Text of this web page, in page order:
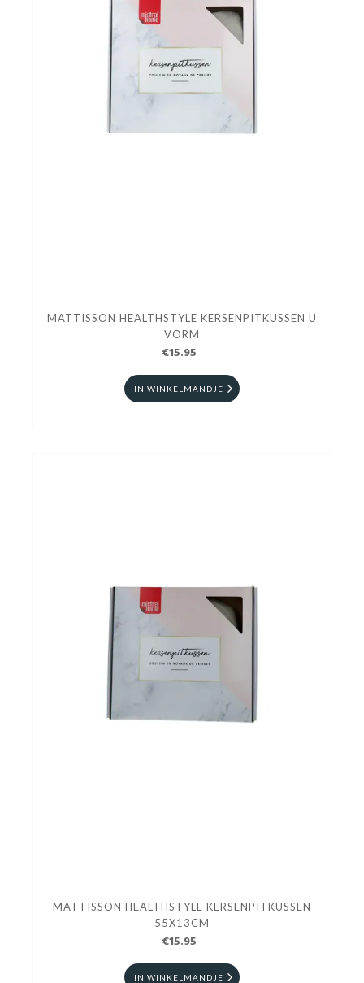
MATTISSON HEALTHSTYLE KERSENPITKUSSEN U
VORM
€15.95
IN WINKELMANDJE
MATTISSON HEALTHSTYLE KERSENPITKUSSEN
55X13CM
€15.95
IN WINKELMANDJE